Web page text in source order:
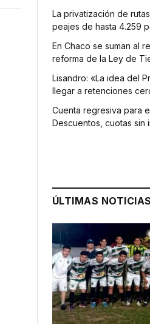
La privatización de
peajes de hasta 4.259
En Chaco se suman al
reforma de la Ley de
Lisandro: «La idea del
llegar a retenciones
Cuenta regresiva para
Descuentos, cuotas sin
ÚLTIMAS NOTICIAS